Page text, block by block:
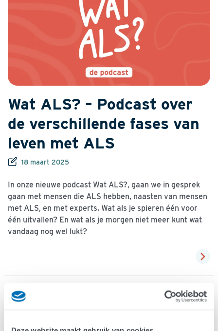
Wat ALS? – Podcast over
de verschillende fases van
leven met ALS
18 maart 2025
In onze nieuwe podcast Wat ALS?, gaan we in gesprek
gaan met mensen die ALS hebben, naasten van mensen
met ALS, en met experts. Wat als je spieren één voor
één uitvallen? En wat als je morgen niet meer kunt wat
vandaag nog wel lukt?